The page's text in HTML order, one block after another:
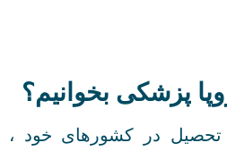
پزشکی بخوانیم؟
تحصیل در کشورهای خود ،